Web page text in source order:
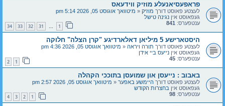
פראפעסיאנעלע מוזיק ווידעאס
לעצטע פאוסט דורך מוזיק « מיטוואך אוגוסט 05, 2026 5:14 pm
געפאוסט אין נגינה טישל
ענטפערס: 841
1
…
31
32
33
34
היסטארישע 5 מיליאן דאלארדיגע "קרן הצלה" חלוקה
לעצטע פאוסט דורך תורה ויראה « מיטוואך אוגוסט 05, 2026 4:36 pm
געפאוסט אין נייעס ביי אידן
ענטפערס: 45
1
2
באבוב : נייעסן און שמועסן בתוככי הקהלה
לעצטע פאוסט דורך היימשע באפער « מיטוואך אוגוסט 05, 2026 2:57 pm
געפאוסט אין בחצרות הקודש
ענטפערס: 98
1
2
3
4